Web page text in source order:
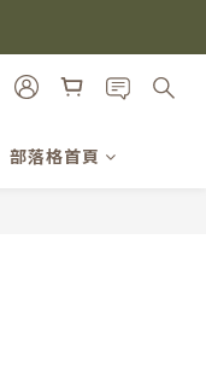
部落格首頁